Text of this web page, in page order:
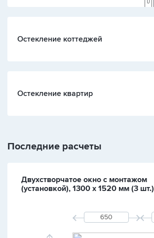
Остекление коттеджей
Остекление квартир
Последние расчеты
Двухстворчатое окно с монтажом
(установкой), 1300 х 1520 мм (3 шт.)